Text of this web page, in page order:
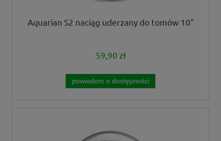
Aquarian S2 naciąg uderzany do tomów 10"
59,90 zł
powiadom o dostępności